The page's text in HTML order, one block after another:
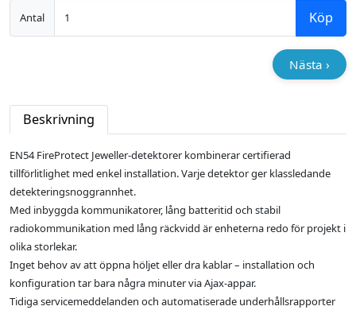
Antal Köp
Nästa ›
Beskrivning
EN54 FireProtect Jeweller-detektorer kombinerar certifierad
tillförlitlighet med enkel installation. Varje detektor ger klassledande
detekteringsnoggrannhet.
Med inbyggda kommunikatorer, lång batteritid och stabil
radiokommunikation med lång räckvidd är enheterna redo för projekt i
olika storlekar.
Inget behov av att öppna höljet eller dra kablar – installation och
konfiguration tar bara några minuter via Ajax-appar.
Tidiga servicemeddelanden och automatiserade underhållsrapporter